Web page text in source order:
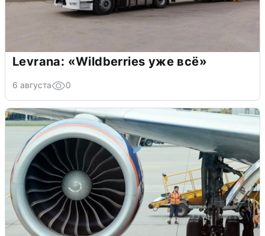
Levrana: «Wildberries уже всё»
6 августа 0